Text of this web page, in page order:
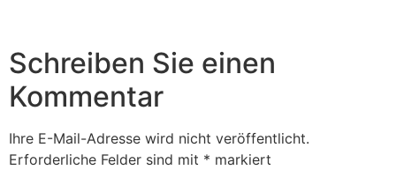
Schreiben Sie einen
Kommentar
Ihre E-Mail-Adresse wird nicht veröffentlicht.
Erforderliche Felder sind mit * markiert